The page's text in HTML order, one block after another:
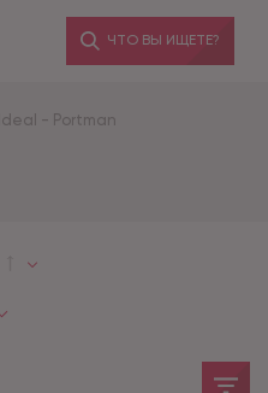
ЧТО ВЫ ИЩЕТЕ?
Ideal - Portman